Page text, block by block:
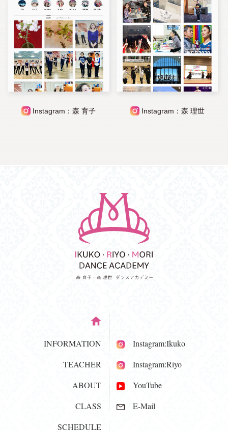
Instagram：森 育子 Instagram：森 理世
INFORMATION
TEACHER
ABOUT
CLASS
SCHEDULE
Instagram:Ikuko
Instagram:Riyo
YouTube
E-Mail